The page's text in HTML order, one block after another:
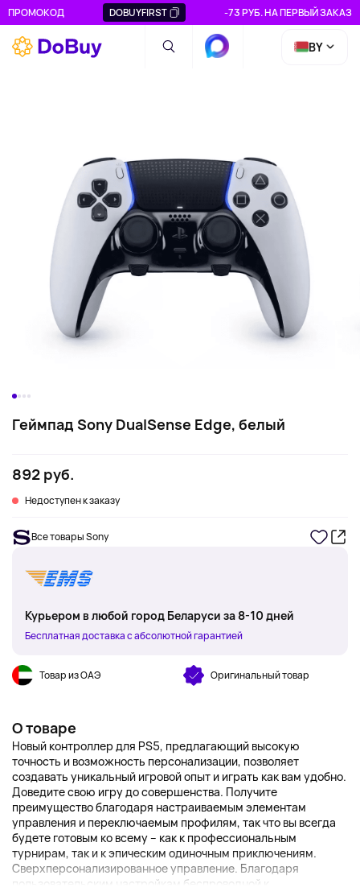
ПРОМОКОД DOBUYFIRST -73 РУБ. НА ПЕРВЫЙ ЗАКАЗ
BY
Геймпад Sony DualSense Edge, белый
892 руб.
Недоступен к заказу
Все товары Sony
Курьером в любой город Беларуси за 8-10 дней
Бесплатная доставка с абсолютной гарантией
Товар из ОАЭ Оригинальный товар
О товаре
Новый контроллер для PS5, предлагающий высокую
точность и возможность персонализации, позволяет
создавать уникальный игровой опыт и играть как вам удобно.
Доведите свою игру до совершенства. Получите
преимущество благодаря настраиваемым элементам
управления и переключаемым профилям, так что вы всегда
будете готовым ко всему – как к профессиональным
турнирам, так и к эпическим одиночным приключениям.
Сверхперсонализированное управление. Благодаря
пользовательским настройкам беспроводной к...